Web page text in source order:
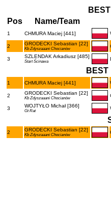
Pos
Name/Team
1 CHMURA Maciej [441]
2 GRODECKI Sebastian [22]
Kb Zdyszaaani Chocianów
3 SZLENDAK Arkadiusz [485]
Start Ścinawa
BEST
1 CHMURA Maciej [441]
2 GRODECKI Sebastian [22]
Kb Zdyszaaani Chocianów
3 WOJTYŁO Michał [366]
Gt Rat
2 GRODECKI Sebastian [22]
Kb Zdyszaaani Chocianów